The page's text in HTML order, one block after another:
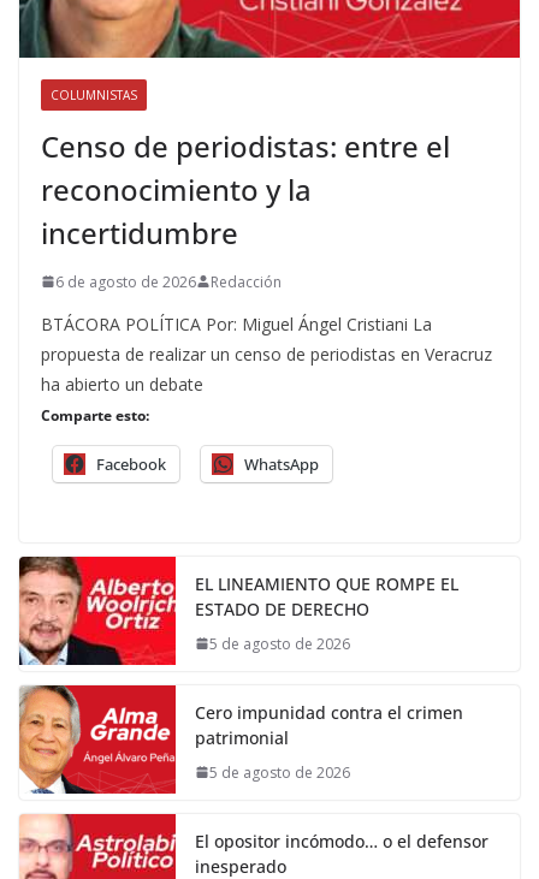
COLUMNISTAS
Censo de periodistas: entre el
reconocimiento y la
incertidumbre
6 de agosto de 2026 Redacción
BTÁCORA POLÍTICA Por: Miguel Ángel Cristiani La
propuesta de realizar un censo de periodistas en Veracruz
ha abierto un debate
Comparte esto:
Facebook WhatsApp
EL LINEAMIENTO QUE ROMPE EL
ESTADO DE DERECHO
5 de agosto de 2026
Cero impunidad contra el crimen
patrimonial
5 de agosto de 2026
El opositor incómodo… o el defensor
inesperado